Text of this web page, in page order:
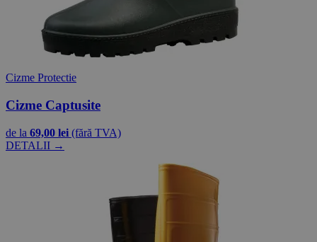
Cizme Protectie
Cizme Captusite
de la 69,00 lei (fără TVA)
DETALII →